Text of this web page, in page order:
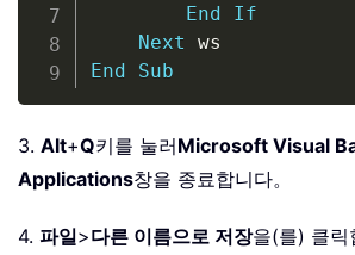
End
If
Next
End
Sub
3. Alt+Q키를 눌러Microsoft Visual
Applications창을 종료합니다。
4. 파일>다른 이름으로 저장을(를) 클릭